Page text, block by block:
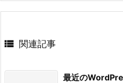
 関連記事
最近の